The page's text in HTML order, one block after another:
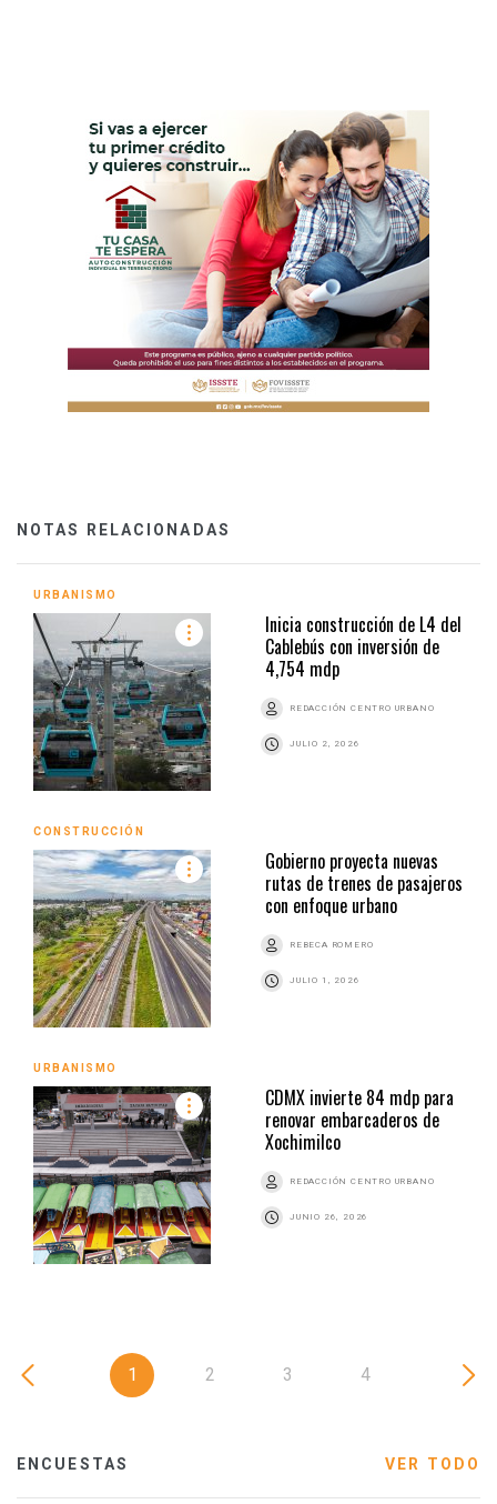
NOTAS RELACIONADAS
URBANISMO
Inicia construcción de L4 del
Cablebús con inversión de
4,754 mdp
REDACCIÓN CENTRO URBANO
JULIO 2, 2026
CONSTRUCCIÓN
Gobierno proyecta nuevas
rutas de trenes de pasajeros
con enfoque urbano
REBECA ROMERO
JULIO 1, 2026
URBANISMO
CDMX invierte 84 mdp para
renovar embarcaderos de
Xochimilco
REDACCIÓN CENTRO URBANO
JUNIO 26, 2026
1 2 3 4
ENCUESTAS VER TODO